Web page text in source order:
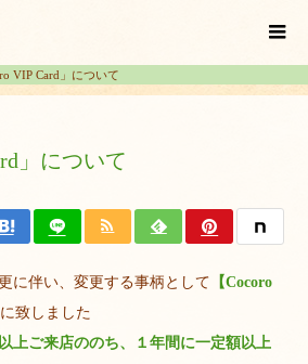
VIP Card」について
」について
に伴い、変更する事柄として 【Cocoro
致しました
上ご来店ののち、１年間に一定額以上